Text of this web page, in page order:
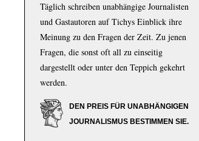
Täglich schreiben unabhängige Journalisten
und Gastautoren auf Tichys Einblick ihre
Meinung zu den Fragen der Zeit. Zu jenen
Fragen, die sonst oft all zu einseitig
dargestellt oder unter den Teppich gekehrt
werden.
DEN PREIS FÜR UNABHÄNGIGEN
JOURNALISMUS BESTIMMEN SIE.